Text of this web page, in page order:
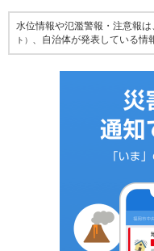
水位情報や氾濫警報・注意報は
ト） 、自治体が発表している情